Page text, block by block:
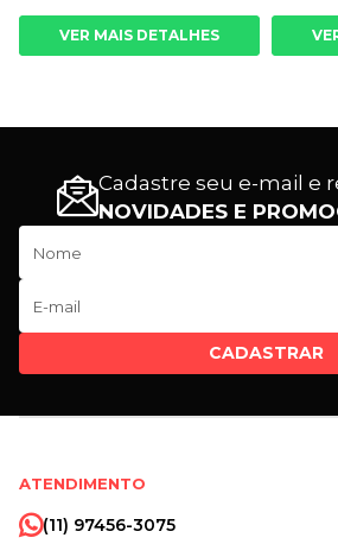
VER MAIS DETALHES
Cadastre seu e-mail e
NOVIDADES E
CADASTRAR
ATENDIMENTO
(11) 97456-3075